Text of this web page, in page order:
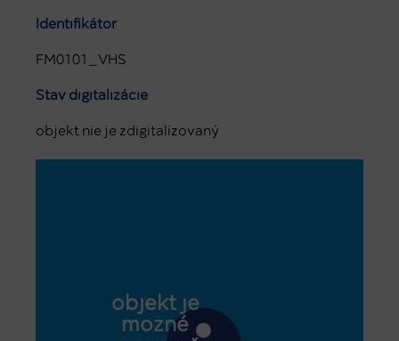
Identifikátor
FM0101_VHS
Stav digitalizácie
objekt nie je zdigitalizovaný
objekt je
možné